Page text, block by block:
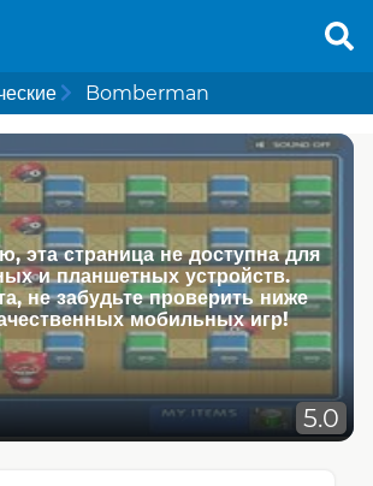
Bomberman
эта страница не доступна для
и планшетных устройств.
не забудьте проверить ниже
мобильных игр!
5.0